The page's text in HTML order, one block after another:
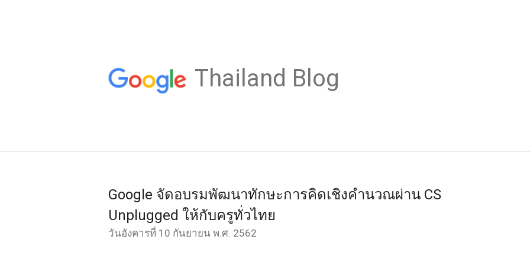
Thailand Blog
Google จัดอบรมพัฒนาทักษะการคิดเชิงคำนวณผ่าน CS
Unplugged ให้กับครูทั่วไทย
วันอังคารที่ 10 กันยายน พ.ศ. 2562